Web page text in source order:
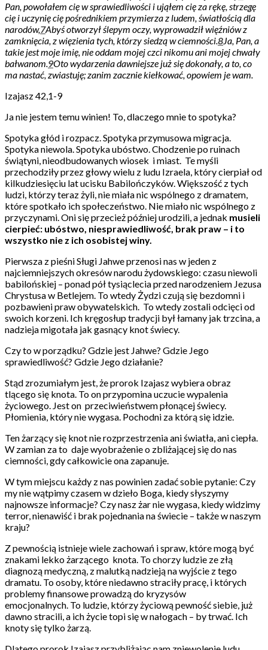
Pan, powołałem cię w sprawiedliwości i ująłem cię za rękę, strzegę
cię i uczynię cię pośrednikiem przymierza z ludem, światłością dla
narodów,7Abyś otworzył ślepym oczy, wyprowadził więźniów z
zamknięcia, z więzienia tych, którzy siedzą w ciemności.8Ja, Pan, a
takie jest moje imię, nie oddam mojej czci nikomu ani mojej chwały
bałwanom.9Oto wydarzenia dawniejsze już się dokonały, a to, co
ma nastać, zwiastuję; zanim zacznie kiełkować, opowiem je wam.
Izajasz 42,1-9
Ja nie jestem temu winien! To, dlaczego mnie to spotyka?
Spotyka głód i rozpacz. Spotyka przymusowa migracja.
Spotyka niewola. Spotyka ubóstwo. Chodzenie po ruinach
świątyni, nieodbudowanych wiosek i miast. Te myśli
przechodziły przez głowy wielu z ludu Izraela, który cierpiał od
kilkudziesięciu lat ucisku Babilończyków. Większość z tych
ludzi, którzy teraz żyli, nie miała nic wspólnego z dramatem,
które spotkało ich społeczeństwo. Nie miało nic wspólnego z
przyczynami. Oni się przecież później urodzili, a jednak musieli
cierpieć: ubóstwo, niesprawiedliwość, brak praw – i to
wszystko nie z ich osobistej winy.
Pierwsza z pieśni Sługi Jahwe przenosi nas w jeden z
najciemniejszych okresów narodu żydowskiego: czasu niewoli
babilońskiej – ponad pół tysiąclecia przed narodzeniem Jezusa
Chrystusa w Betlejem. To wtedy Żydzi czują się bezdomni i
pozbawieni praw obywatelskich. To wtedy zostali odcięci od
swoich korzeni. Ich kręgosłup tradycji był łamany jak trzcina, a
nadzieja migotała jak gasnący knot świecy.
Czy to w porządku? Gdzie jest Jahwe? Gdzie Jego
sprawiedliwość? Gdzie Jego działanie?
Stąd zrozumiałym jest, że prorok Izajasz wybiera obraz
tlącego się knota. To on przypomina uczucie wypalenia
życiowego. Jest on przeciwieństwem płonącej świecy.
Płomienia, który nie wygasa. Pochodni za którą się idzie.
Ten żarzący się knot nie rozprzestrzenia ani światła, ani ciepła.
W zamian za to daje wyobrażenie o zbliżającej się do nas
ciemności, gdy całkowicie ona zapanuje.
W tym miejscu każdy z nas powinien zadać sobie pytanie: Czy
my nie wątpimy czasem w dzieło Boga, kiedy słyszymy
najnowsze informacje? Czy nasz żar nie wygasa, kiedy widzimy
terror, nienawiść i brak pojednania na świecie – także w naszym
kraju?
Z pewnością istnieje wiele zachowań i spraw, które mogą być
znakami lekko żarzącego knota. To chorzy ludzie ze złą
diagnozą medyczną, z malutką nadzieją na wyjście z tego
dramatu. To osoby, które niedawno straciły pracę, i których
problemy finansowe prowadzą do kryzysów
emocjonalnych. To ludzie, którzy życiową pewność siebie, już
dawno stracili, a ich życie topi się w nałogach – by trwać. Ich
knoty się tylko żarzą.